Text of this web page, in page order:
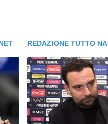
REDAZIONE TUTTO